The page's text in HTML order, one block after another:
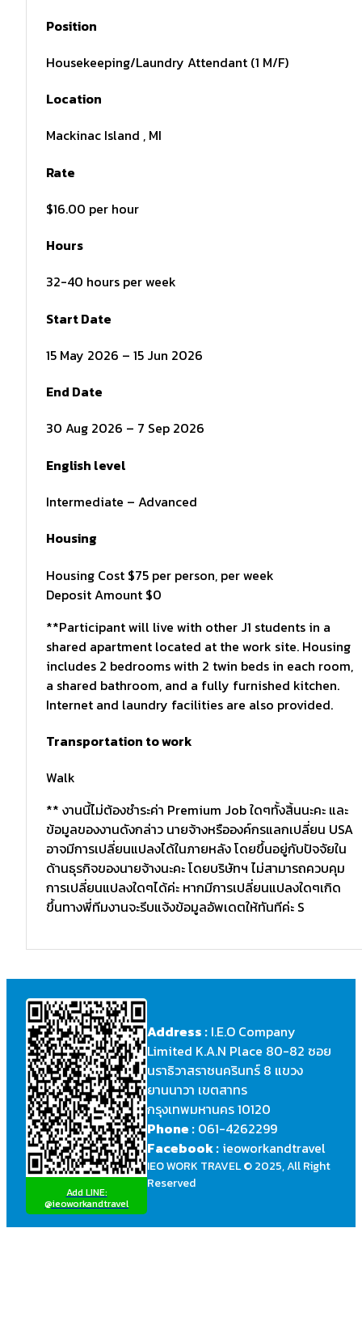
Position
Housekeeping/Laundry Attendant (1 M/F)
Location
Mackinac Island , MI
Rate
$16.00 per hour
Hours
32-40 hours per week
Start Date
15 May 2026 – 15 Jun 2026
End Date
30 Aug 2026 – 7 Sep 2026
English level
Intermediate – Advanced
Housing
Housing Cost $75 per person, per week
Deposit Amount $0
**Participant will live with other J1 students in a
shared apartment located at the work site. Housing
includes 2 bedrooms with 2 twin beds in each room,
a shared bathroom, and a fully furnished kitchen.
Internet and laundry facilities are also provided.
Transportation to work
Walk
** งานนี้ไม่ต้องชำระค่า Premium Job ใดๆทั้งสิ้นนะคะ และ
ข้อมูลของงานดังกล่าว นายจ้างหรือองค์กรแลกเปลี่ยน USA
อาจมีการเปลี่ยนแปลงได้ในภายหลัง โดยขึ้นอยู่กับปัจจัยใน
ด้านธุรกิจของนายจ้างนะคะ โดยบริษัทฯ ไม่สามารถควบคุม
การเปลี่ยนแปลงใดๆได้ค่ะ หากมีการเปลี่ยนแปลงใดๆเกิด
ขึ้นทางพี่ทีมงานจะรีบแจ้งข้อมูลอัพเดตให้ทันทีค่ะ S
Add LINE:
@ieoworkandtravel
Address : I.E.O Company
Limited K.A.N Place 80-82 ซอย
นราธิวาสราชนครินทร์ 8 แขวง
ยานนาวา เขตสาทร
กรุงเทพมหานคร 10120
Phone : 061-4262299
Facebook : ieoworkandtravel
IEO WORK TRAVEL © 2025, All Right
Reserved